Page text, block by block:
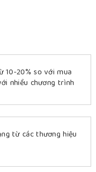
10-20% so với mua
nhiều chương trình
từ các thương hiệu